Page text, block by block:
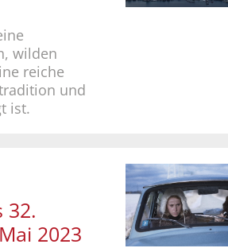
wilden
reiche
und
ist.
32.
2023